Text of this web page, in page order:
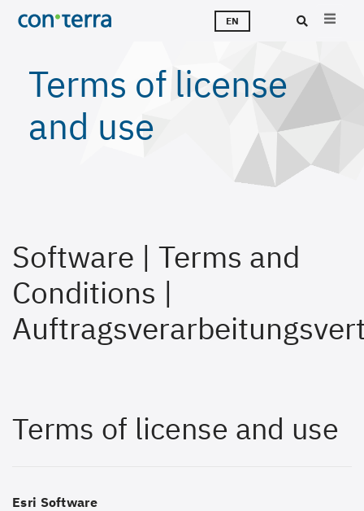
Skip
content
EN
Terms of license
and use
Software | Terms and
Conditions |
Terms of license and use
Esri Software